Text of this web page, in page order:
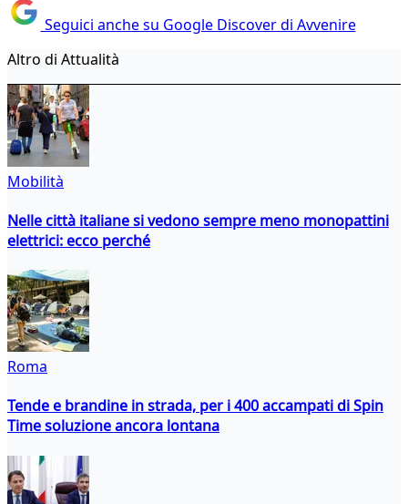
Seguici anche su Google Discover di Avvenire
Altro di Attualità
Mobilità
Nelle città italiane si vedono sempre meno monopattini
elettrici: ecco perché
Roma
Tende e brandine in strada, per i 400 accampati di Spin
Time soluzione ancora lontana